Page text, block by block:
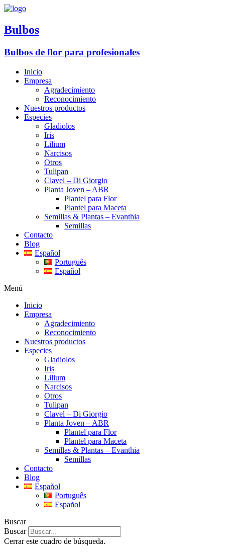
Ir
contenido
Bulbos
Bulbos de flor para profesionales
Inicio
Empresa
Agradecimiento
Reconocimiento
Nuestros productos
Especies
Gladiolos
Iris
Lilium
Narcisos
Otros
Tulipan
Clavel – Di Giorgio
Planta Joven – ABR
Plantel para Flor
Plantel para Maceta
Semillas & Plantas – Evanthia
Semillas
Contacto
Blog
Español
Português
Español
Menú
Inicio
Empresa
Agradecimiento
Reconocimiento
Nuestros productos
Especies
Gladiolos
Iris
Lilium
Narcisos
Otros
Tulipan
Clavel – Di Giorgio
Planta Joven – ABR
Plantel para Flor
Plantel para Maceta
Semillas & Plantas – Evanthia
Semillas
Contacto
Blog
Español
Português
Español
Buscar
Buscar
Cerrar este cuadro de búsqueda.